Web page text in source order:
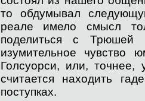
то обдумывал
реале имело смысл
поделиться с
изумительное чувство
Голсуорси, или,
считается находить
поступках.